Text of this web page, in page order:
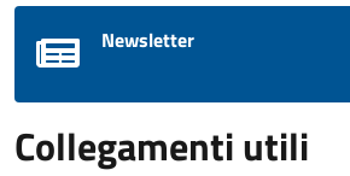
Newsletter
Collegamenti utili